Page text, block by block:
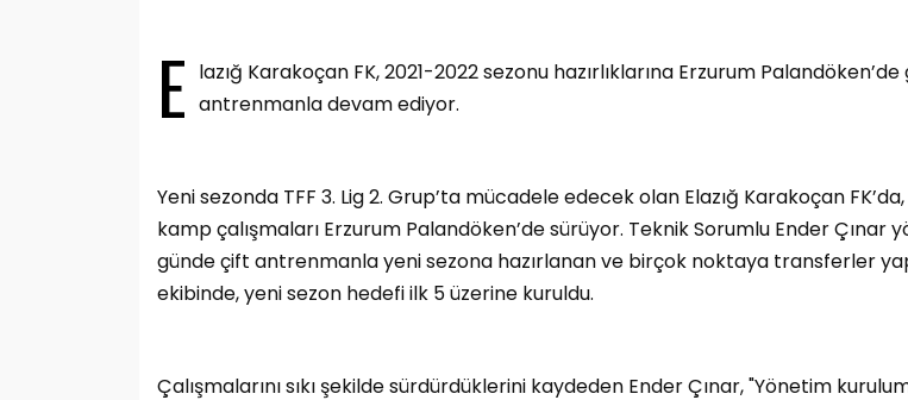
E lazığ Karakoçan FK, 2021-2022 sezonu hazırlıklarına Erzurum
antrenmanla devam ediyor.
Yeni sezonda TFF 3. Lig 2. Grup’ta mücadele edecek olan Elazığ Karakoçan
kamp çalışmaları Erzurum Palandöken’de sürüyor. Teknik Sorumlu Ender Çınar
günde çift antrenmanla yeni sezona hazırlanan ve birçok noktaya transferler
ekibinde, yeni sezon hedefi ilk 5 üzerine kuruldu.
Çalışmalarını sıkı şekilde sürdürdüklerini kaydeden Ender Çınar, "Yönetim